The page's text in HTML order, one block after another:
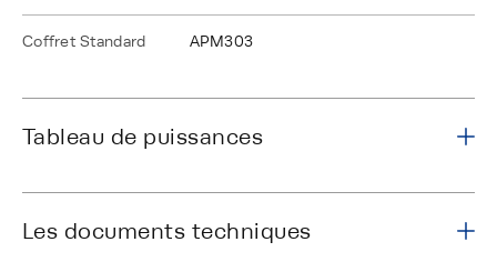
Coffret Standard APM303
Tableau de puissances
Les documents techniques